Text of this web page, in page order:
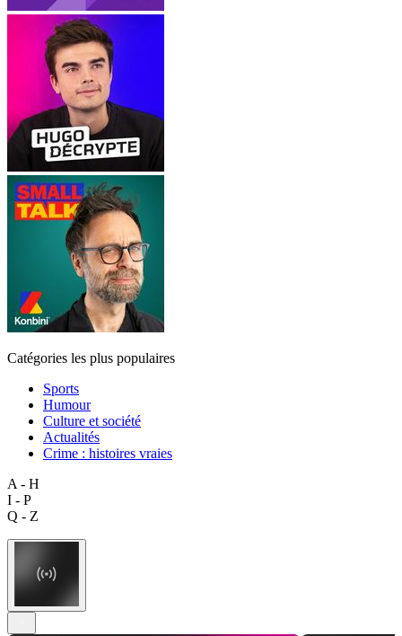
Catégories les plus populaires
Sports
Humour
Culture et société
Actualités
Crime : histoires vraies
A - H
I - P
Q - Z